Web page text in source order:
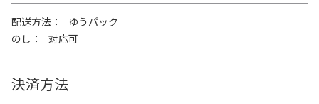
配送方法
ゆうパック
のし
対応可
決済方法